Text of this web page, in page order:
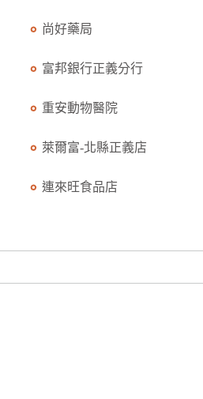
尚好藥局
富邦銀行正義分行
重安動物醫院
萊爾富-北縣正義店
連來旺食品店